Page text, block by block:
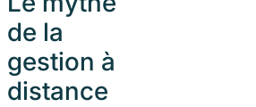
de la
gestion à
distance